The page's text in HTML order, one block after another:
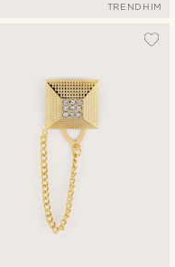
TRENDHIM